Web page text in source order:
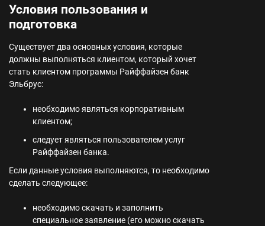
Условия пользования и
подготовка
Существует два основных условия, которые
должны выполняться клиентом, который хочет
стать клиентом программы Райффайзен банк
Эльбрус:
необходимо являться корпоративным
клиентом;
следует являться пользователем услуг
Райффайзен банка.
Если данные условия выполняются, то необходимо
сделать следующее:
необходимо скачать и заполнить
специальное заявление (его можно скачать